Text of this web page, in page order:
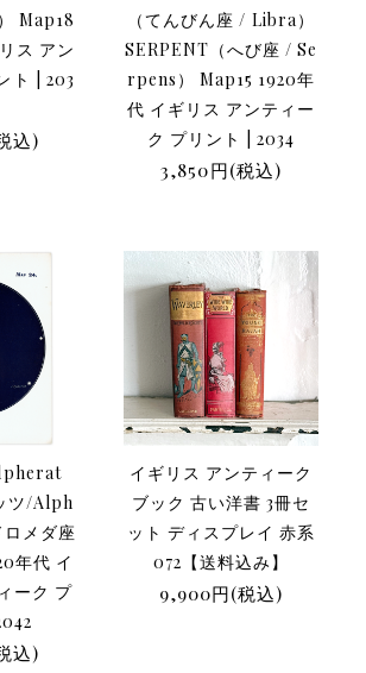
Map18
ス アン
ト | 203
込)
（てんびん座 / Libra）
SERPENT（へび座 / Se
rpens） Map15 1920年
代 イギリス アンティー
ク プリント | 2034
3,850円(税込)
ツ/Alph
メダ座
年代 イ
ーク プ
込)
イギリス アンティーク
ブック 古い洋書 3冊セ
ット ディスプレイ 赤系
072【送料込み】
9,900円(税込)